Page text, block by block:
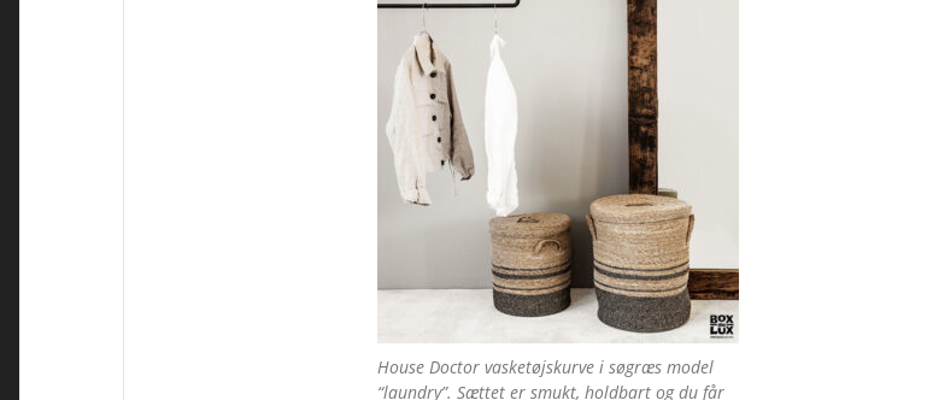
House Doctor vasketøjskurve i søgræs model
“laundry”. Sættet er smukt, holdbart og du får